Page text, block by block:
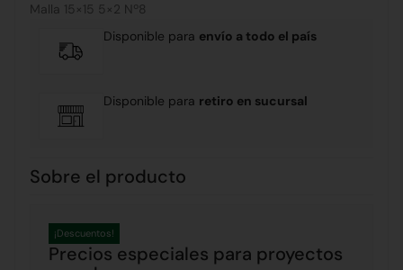
Malla 15×15 5×2 Nº8
Disponible para envío a todo el país
Disponible para retiro en sucursal
Sobre el producto
Precios especiales para proyectos
¡Descuentos!